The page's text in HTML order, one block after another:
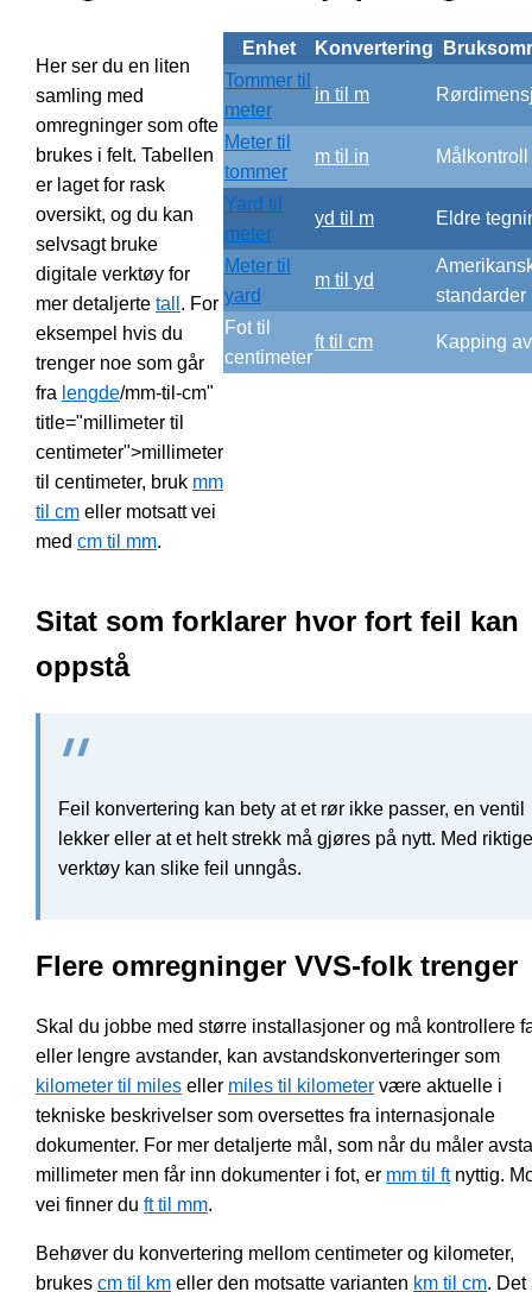
Her ser du en liten
samling med
omregninger som ofte
brukes i felt. Tabellen
er laget for rask
oversikt, og du kan
selvsagt bruke
digitale verktøy for
mer detaljerte tall . For
eksempel hvis du
trenger noe som går
fra lengde/mm-til-cm"
title="millimeter til
centimeter">millimeter
til centimeter, bruk mm
til cm eller motsatt vei
med cm til mm.
Enhet Konvertering
Tommer til
meter
in til m
Meter til
tommer
m til in Målkontroll
Yard til
meter
yd til m Eldre
Meter til
yard
m til yd
standarder
Fot til
centimeter
ft til cm Kapping
Sitat som forklarer hvor fort feil kan
oppstå
Feil konvertering kan bety at et rør ikke passer, en ventil
lekker eller at et helt strekk må gjøres på nytt. Med riktige
verktøy kan slike feil unngås.
Flere omregninger VVS-folk trenger
Skal du jobbe med større installasjoner og må kontrollere
eller lengre avstander, kan avstandskonverteringer som
kilometer til miles eller miles til kilometer være aktuelle i
tekniske beskrivelser som oversettes fra internasjonale
dokumenter. For mer detaljerte mål, som når du måler
millimeter men får inn dokumenter i fot, er mm til ftnyttig.
vei finner du ft til mm.
Behøver du konvertering mellom centimeter og kilometer,
brukes cm til km eller den motsatte varianten km til cm. Det